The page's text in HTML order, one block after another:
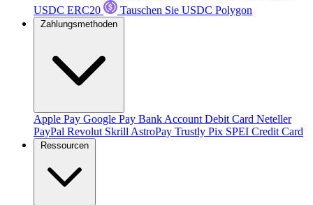
USDC ERC20
Tauschen Sie USDC Polygon
Zahlungsmethoden
Apple Pay Google Pay Bank Account Debit Card Neteller
PayPal Revolut Skrill AstroPay Trustly Pix SPEI Credit Card
Ressourcen